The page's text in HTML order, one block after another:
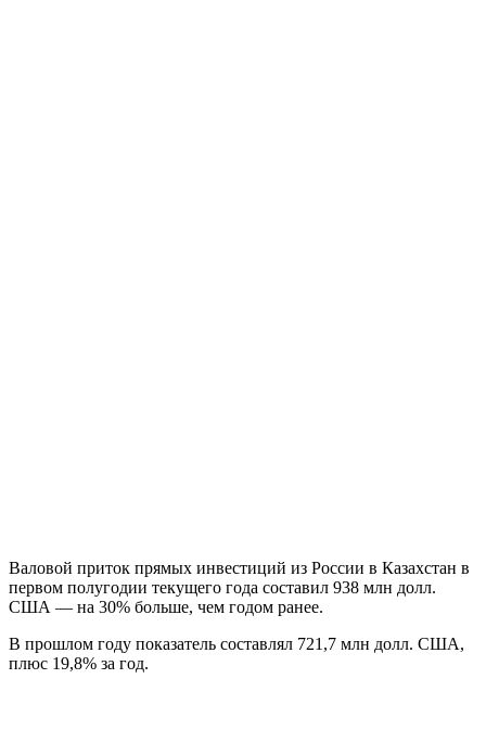
Валовой приток прямых инвестиций из России в Казахстан в
первом полугодии текущего года составил 938 млн долл.
США — на 30% больше, чем годом ранее.
В прошлом году показатель составлял 721,7 млн долл. США,
плюс 19,8% за год.